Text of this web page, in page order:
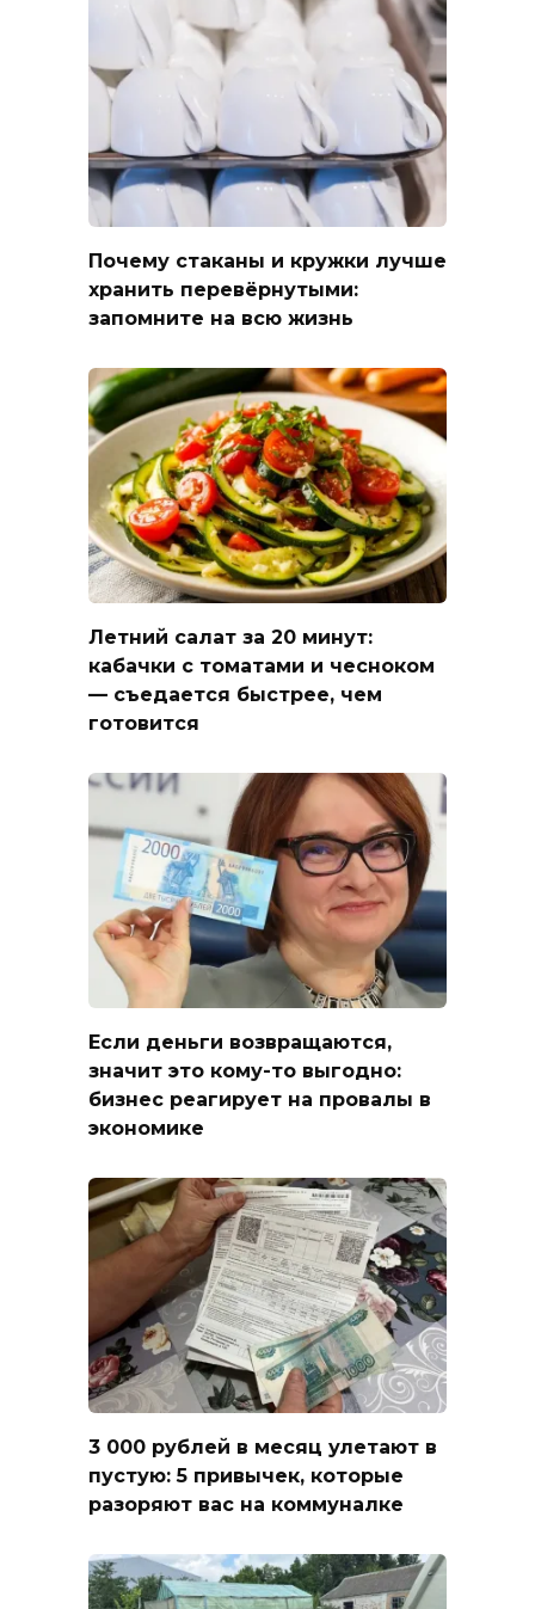
Почему стаканы и кружки лучше
хранить перевёрнутыми:
запомните на всю жизнь
Летний салат за 20 минут:
кабачки с томатами и чесноком
— съедается быстрее, чем
готовится
Если деньги возвращаются,
значит это кому-то выгодно:
бизнес реагирует на провалы в
экономике
3 000 рублей в месяц улетают в
пустую: 5 привычек, которые
разоряют вас на коммуналке